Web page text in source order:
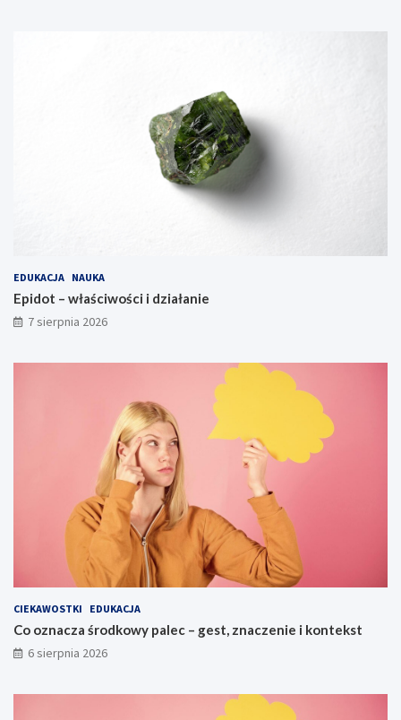
EDUKACJA NAUKA
Epidot – właściwości i działanie
7 sierpnia 2026
CIEKAWOSTKI EDUKACJA
Co oznacza środkowy palec – gest, znaczenie i kontekst
6 sierpnia 2026